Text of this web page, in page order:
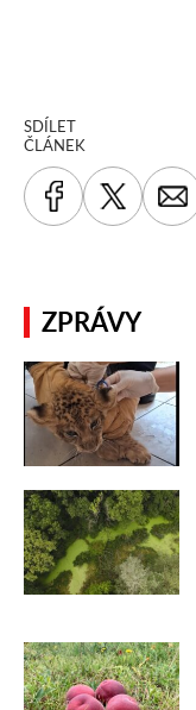
SDÍLET
ČLÁNEK
ZPRÁVY